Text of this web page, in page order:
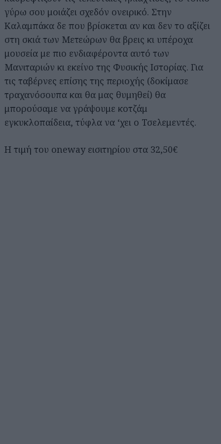
γύρω σου μοιάζει σχεδόν ονειρικό. Στην
Καλαμπάκα δε που βρίσκεται αν και δεν το αξίζει
στη σκιά των Μετεώρων θα βρεις κι υπέροχα
μουσεία με πιο ενδιαφέροντα αυτό των
Μανιταριών κι εκείνο της Φυσικής Ιστορίας. Για
τις ταβέρνες επίσης της περιοχής (δοκίμασε
τραχανόσουπα και θα μας θυμηθεί) θα
μπορούσαμε να γράψουμε κοτζάμ
εγκυκλοπαίδεια, τύφλα να ‘χει ο Τσελεμεντές.
Η τιμή του oneway εισιτηρίου στα 32,50€